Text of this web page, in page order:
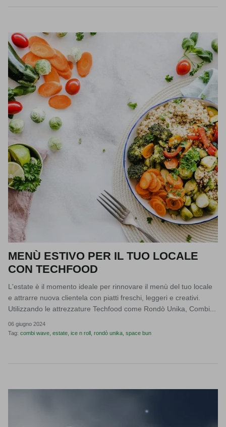
MENÙ ESTIVO PER IL TUO LOCALE
CON TECHFOOD
L'estate è il momento ideale per rinnovare il menù del tuo locale
e attrarre nuova clientela con piatti freschi, leggeri e creativi.
Utilizzando le attrezzature Techfood come Rondò Unika, Combi...
06 giugno 2024
Tag: combi wave estate ice n roll rondò unika space bun